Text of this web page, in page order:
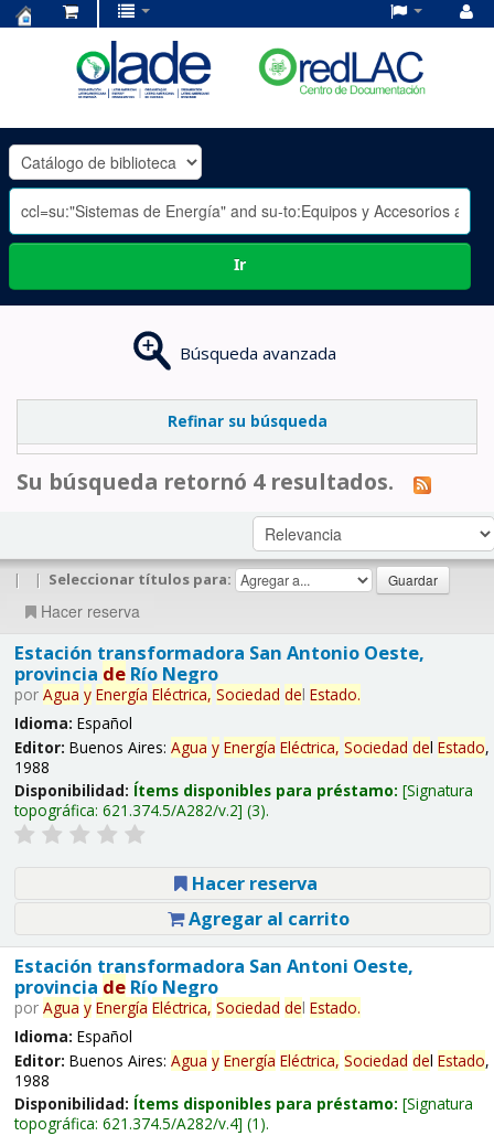
OLADE
-
Ir
Búsqueda avanzada
Refinar su búsqueda
Su búsqueda retornó 4 resultados.
| | Seleccionar títulos para:
Hacer reserva
Estación transformadora San Antonio Oeste,
provincia deRío Negro
por Agua y Energía Eléctrica, Sociedad del Estado.
Idioma: Español
Editor: Buenos Aires: Agua y Energía Eléctrica, Sociedad del Estado,
1988
Disponibilidad: Ítems disponibles para préstamo: Signatura
topográfica: 621.374.5/A282/v.2 (3).
Hacer reserva
Agregar al carrito
Estación transformadora San Antoni Oeste,
provincia deRío Negro
por Agua y Energía Eléctrica, Sociedad del Estado.
Idioma: Español
Editor: Buenos Aires: Agua y Energía Eléctrica, Sociedad del Estado,
1988
Disponibilidad: Ítems disponibles para préstamo: Signatura
topográfica: 621.374.5/A282/v.4 (1).